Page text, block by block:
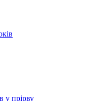
у прірву